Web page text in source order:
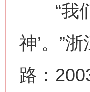
“我们
神’。”
路：